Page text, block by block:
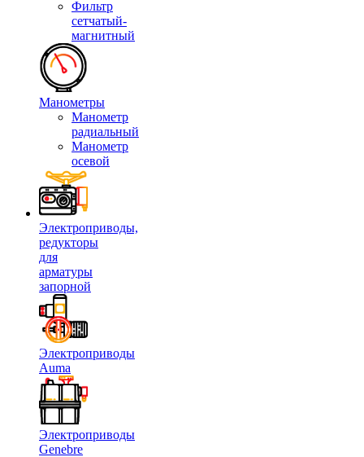
Фильтр
сетчатый-
магнитный
Манометры
Манометр
радиальный
Манометр
осевой
Электроприводы,
редукторы
для
арматуры
запорной
Электроприводы
Auma
Электроприводы
Genebre